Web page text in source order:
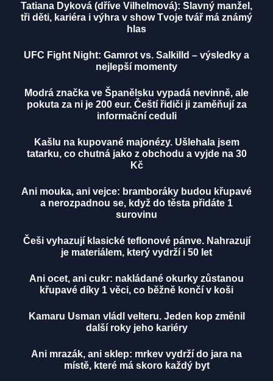
Tatiana Dyková (dříve Vilhelmová): Slavný manžel,
tři děti, kariéra i výhra v show Tvoje tvář má známý
hlas
UFC Fight Night: Gamrot vs. Salkilld – výsledky a
nejlepší momenty
Modrá značka ve Španělsku vypadá nevinně, ale
pokuta za ni je 200 eur. Čeští řidiči ji zaměňují za
informační ceduli
Kašlu na kupované majonézy. Ušlehala jsem
tatarku, co chutná jako z obchodu a vyjde na 30
Kč
Ani mouka, ani vejce: bramboráky budou křupavé
a nerozpadnou se, když do těsta přidáte 1
surovinu
Češi vyhazují klasické teflonové pánve. Nahrazují
je materiálem, který vydrží i 50 let
Ani ocet, ani cukr: nakládané okurky zůstanou
křupavé díky 1 věci, co běžně končí v koši
Kamaru Usman vládl velteru. Jeden kop změnil
další roky jeho kariéry
Ani mrazák, ani sklep: mrkev vydrží do jara na
místě, které má skoro každý byt